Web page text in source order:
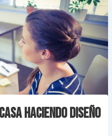
haciendo diseño